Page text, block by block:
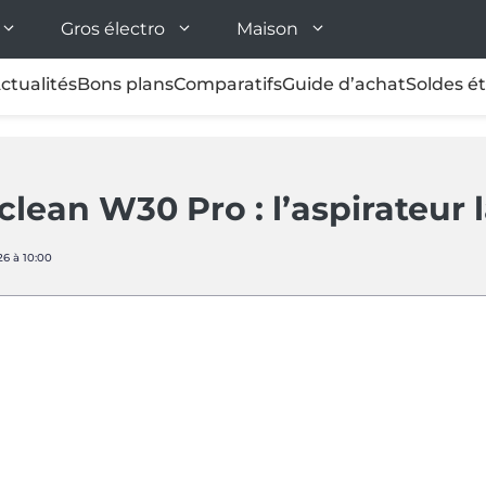
Gros électro Maison
Bons plansComparatifsGuide d’achatSoldes
W30 Pro :
à 10:00